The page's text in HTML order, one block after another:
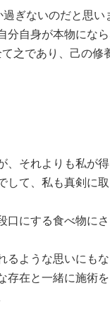
ぎないのだと思い
分自身が本物にな
之であり、己の修
それよりも私が得
て、私も真剣に
にする食べ物に
ような思いにも
在と一緒に施術